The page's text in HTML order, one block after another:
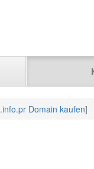
.info.pr Domain kaufen]